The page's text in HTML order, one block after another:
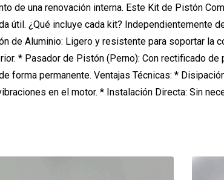
de una renovación interna. Este Kit de Pistón
útil. ¿Qué incluye cada kit? Independientemente
de Aluminio: Ligero y resistente para soportar la
* Pasador de Pistón (Perno): Con rectificado
forma permanente. Ventajas Técnicas: *
en el motor. * Instalación Directa: Sin